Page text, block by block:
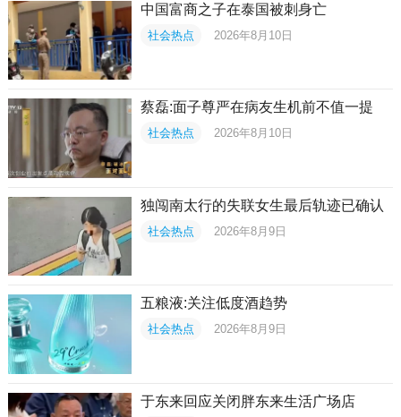
中国富商之子在泰国被刺身亡
社会热点 2026年8月10日
蔡磊:面子尊严在病友生机前不值一提
社会热点 2026年8月10日
独闯南太行的失联女生最后轨迹已确认
社会热点 2026年8月9日
五粮液:关注低度酒趋势
社会热点 2026年8月9日
于东来回应关闭胖东来生活广场店